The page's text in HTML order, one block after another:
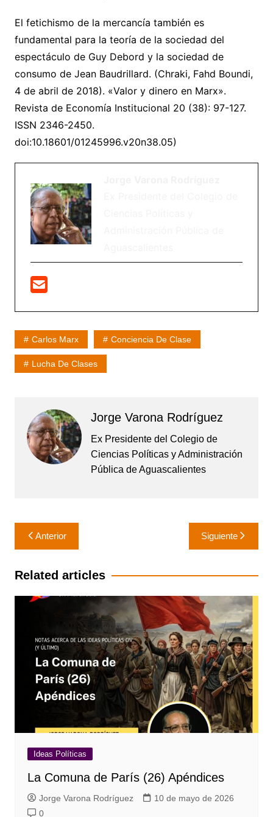
El fetichismo de la mercancía también es
fundamental para la teoría de la sociedad del
espectáculo de Guy Debord y la sociedad de
consumo de Jean Baudrillard. (Chraki, Fahd Boundi,
4 de abril de 2018). «Valor y dinero en Marx».
Revista de Economía Institucional 20 (38): 97-127.
ISSN 2346-2450.
doi:10.18601/01245996.v20n38.05)
Carlos Marx Conciencia De Clase
Lucha De Clases
Jorge Varona Rodríguez
Ex Presidente del Colegio de
Ciencias Políticas y Administración
Pública de Aguascalientes
Navegación
de
entradas
Anterior Siguiente
Related articles
Ideas Políticas
La Comuna de París (26) Apéndices
Jorge Varona Rodríguez
10 de mayo de 2026
0